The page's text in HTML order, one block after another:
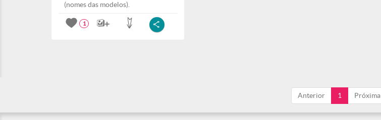
(nomes das modelos).
1
Anterior 1 Próxima